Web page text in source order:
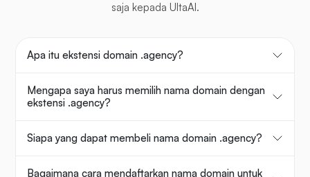
saja kepada UltaAI.
Apa itu ekstensi domain .agency?
Mengapa saya harus memilih nama domain dengan
ekstensi .agency?
Siapa yang dapat membeli nama domain .agency?
Bagaimana cara mendaftarkan nama domain untuk